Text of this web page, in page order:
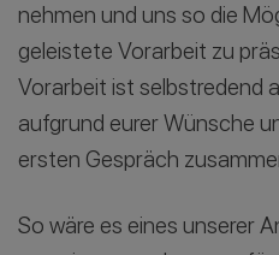
nehmen und uns so die
geleistete Vorarbeit zu
Vorarbeit ist selbstredend
aufgrund eurer Wünsche
ersten Gespräch
So wäre es eines unserer